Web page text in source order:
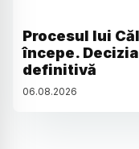
Procesul lui
începe.
definitivă
06.08.2026